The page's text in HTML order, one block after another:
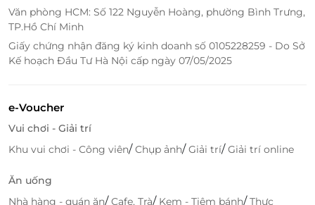
Văn phòng HCM: Số 122 Nguyễn Hoàng, phường Bình Trưng,
TP.Hồ Chí Minh
Giấy chứng nhận đăng ký kinh doanh số 0105228259 - Do Sở
Kế hoạch Đầu Tư Hà Nội cấp ngày 07/05/2025
e-Voucher
Vui chơi - Giải trí
Khu vui chơi - Công viên/Chụp ảnh/Giải trí/Giải trí online
Ăn uống
Nhà hàng - quán ăn/Cafe, Trà/ Kem - Tiệm bánh/Thực